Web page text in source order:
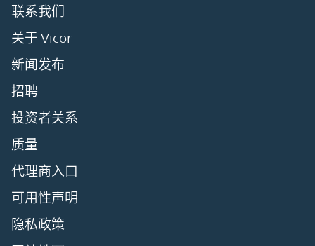
联系我们
关于 Vicor
新闻发布
招聘
投资者关系
质量
代理商入口
可用性声明
隐私政策